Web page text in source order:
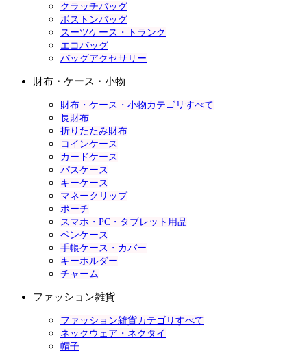
クラッチバッグ
ボストンバッグ
スーツケース・トランク
エコバッグ
バッグアクセサリー
財布・ケース・小物
財布・ケース・小物カテゴリすべて
長財布
折りたたみ財布
コインケース
カードケース
パスケース
キーケース
マネークリップ
ポーチ
スマホ・PC・タブレット用品
ペンケース
手帳ケース・カバー
キーホルダー
チャーム
ファッション雑貨
ファッション雑貨カテゴリすべて
ネックウェア・ネクタイ
帽子